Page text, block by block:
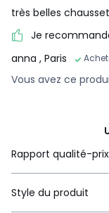
très belles
Je
anna , Paris
Vous avez ce
Rapport qualité-prix
Style du produit